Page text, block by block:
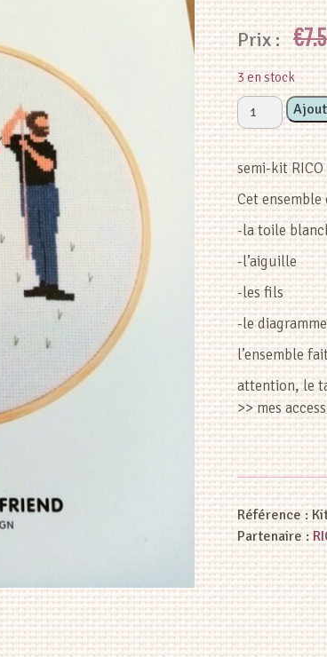
€
3 en stock
quantité
de
semi-
kit
RICO
garçon
et
fille
semi-kit
Cet
-la toile
-l’aiguille
-les fils
-le diagramme
l’ensemble
attention, le
>> mes
Référence :
Partenaire :